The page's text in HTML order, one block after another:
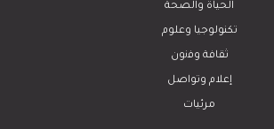
الحياة والصحة
تكنولوجيا وعلوم
ﺛﻘﺎﻓﺔ وﻓﻧون
إعلام وتواصل
مرئيات